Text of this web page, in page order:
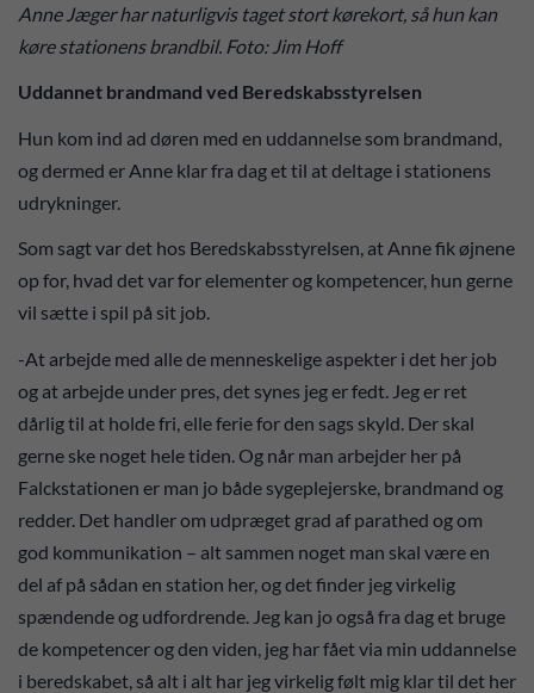
Anne Jæger har naturligvis taget stort kørekort, så hun kan
køre stationens brandbil. Foto: Jim Hoff
Uddannet brandmand ved Beredskabsstyrelsen
Hun kom ind ad døren med en uddannelse som brandmand,
og dermed er Anne klar fra dag et til at deltage i stationens
udrykninger.
Som sagt var det hos Beredskabsstyrelsen, at Anne fik øjnene
op for, hvad det var for elementer og kompetencer, hun gerne
vil sætte i spil på sit job.
-At arbejde med alle de menneskelige aspekter i det her job
og at arbejde under pres, det synes jeg er fedt. Jeg er ret
dårlig til at holde fri, elle ferie for den sags skyld. Der skal
gerne ske noget hele tiden. Og når man arbejder her på
Falckstationen er man jo både sygeplejerske, brandmand og
redder. Det handler om udpræget grad af parathed og om
god kommunikation – alt sammen noget man skal være en
del af på sådan en station her, og det finder jeg virkelig
spændende og udfordrende. Jeg kan jo også fra dag et bruge
de kompetencer og den viden, jeg har fået via min uddannelse
i beredskabet, så alt i alt har jeg virkelig følt mig klar til det her